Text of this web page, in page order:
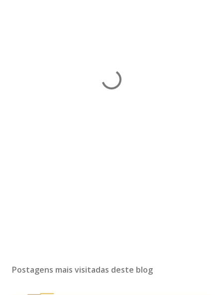
Postagens mais visitadas deste blog